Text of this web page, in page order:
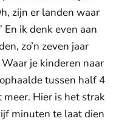
zijn er landen waar
En ik denk even aan
zo’n zeven jaar
je kinderen naar
tussen half 4
Hier is het strak
minuten te laat dien